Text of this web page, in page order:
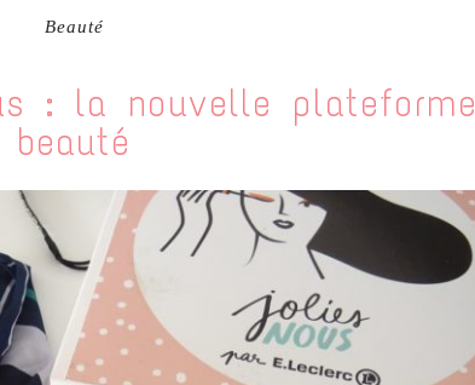
Beauté
: la nouvelle plateforme
beauté